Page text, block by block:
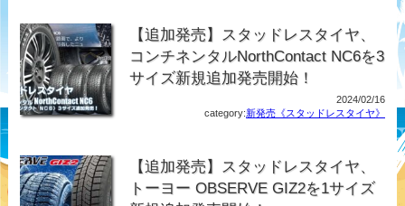
【追加発売】スタッドレスタイヤ、
コンチネンタルNorthContact NC6を3
サイズ新規追加発売開始！
2024/02/16
category:新発売《スタッドレスタイヤ》
【追加発売】スタッドレスタイヤ、
トーヨー OBSERVE GIZ2を1サイズ